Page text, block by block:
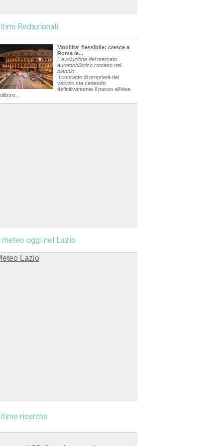
Redazionali
Mobilita' flessibile: cresce a
Roma la...
L'evoluzione del mercato
automobilistico romano nel
biennio...
Il concetto di proprietà del
veicolo sta cedendo
definitivamente il passo all'idea
meteo oggi nel Lazio
ricerche